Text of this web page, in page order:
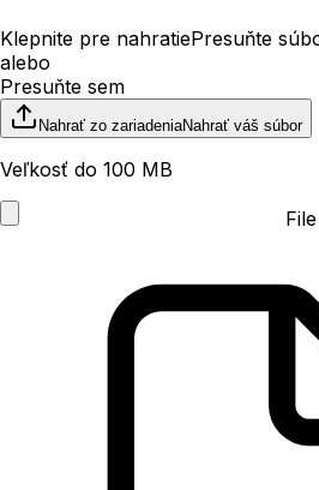
Klepnite pre nahratiePresuňte
alebo
Presuňte sem
Nahrať zo zariadeniaNahrať váš súbor
Veľkosť do 100 MB